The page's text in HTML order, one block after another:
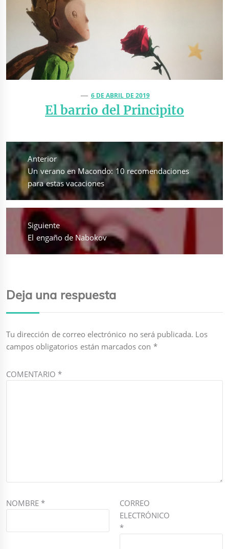
6 DE ABRIL DE 2019
El barrio del Principito
Navegación
de
entradas
Anterior
Entrada
anterior:
Un verano en Macondo: 10 recomendaciones
para estas vacaciones
Siguiente
Entrada
siguiente:
El engaño de Nabokov
Deja una respuesta
Tu dirección de correo electrónico no será publicada. Los
campos obligatorios están marcados con *
COMENTARIO*
NOMBRE*
CORREO
ELECTRÓNICO
*